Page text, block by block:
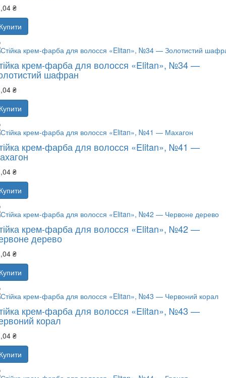
₴
крем-фарба для волосся «Elitan», №34 —
шафран
₴
крем-фарба для волосся «Elitan», №41 —
₴
крем-фарба для волосся «Elitan», №42 —
дерево
₴
крем-фарба для волосся «Elitan», №43 —
корал
₴